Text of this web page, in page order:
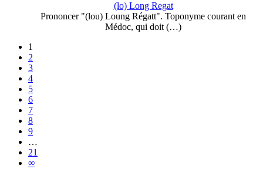
(lo) Long Regat
Prononcer "(lou) Loung Régatt". Toponyme courant en
Médoc, qui doit (…)
1
2
3
4
5
6
7
8
9
…
21
∞